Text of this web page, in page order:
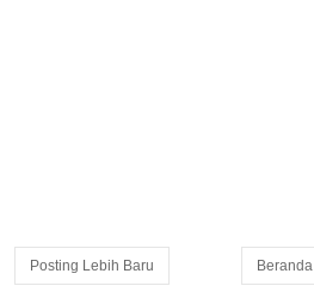
Posting Lebih Baru Beranda